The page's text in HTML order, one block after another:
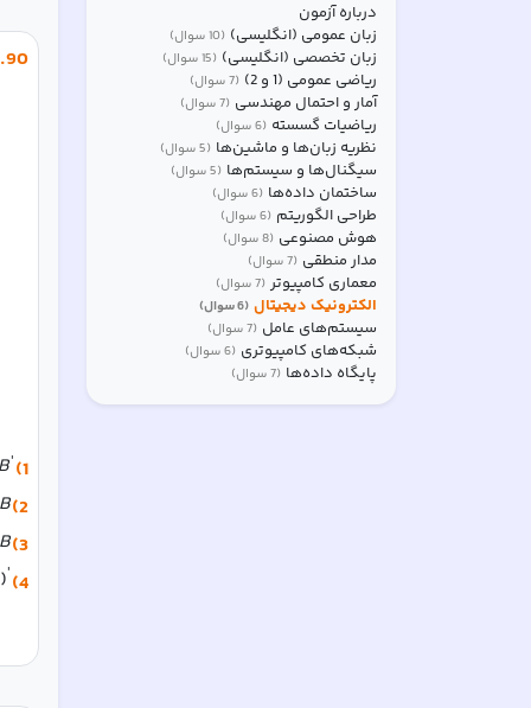
درباره آزمون
زبان عمومی (انگلیسی) (
10سوال)
زبان تخصصی (انگلیسی) (
15سوال)
ریاضی عمومی (1 و 2) (
7سوال)
آمار و احتمال مهندسی (
7سوال)
ریاضیات گسسته (
6سوال)
نظریه زبان‌ها و ماشین‌ها (
5سوال)
سیگنال‌ها و سیستم‌ها (
5سوال)
ساختمان داده‌ها (
6سوال)
طراحی الگوریتم (
6سوال)
هوش مصنوعی (
8سوال)
مدار منطقی (
7سوال)
معماری کامپیوتر (
7سوال)
الکترونیک دیجیتال (
6سوال)
سیستم‌های عامل (
7سوال)
شبکه‌های کامپیوتری (
6سوال)
پایگاه داده‌ها (
7سوال)
90
.
1)
B′
2)
B
3)
B
4)
)′